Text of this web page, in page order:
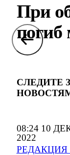
08:24 10
2022
РЕДАКЦИЯ
При
СЛЕДИТЕ